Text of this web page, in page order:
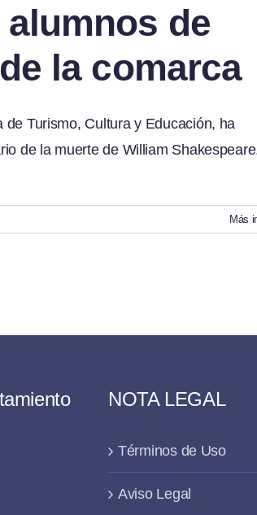
de
la comarca
Turismo, Cultura y Educación, ha
de la muerte de William
Más
NOTA LEGAL
Términos de Uso
Aviso Legal